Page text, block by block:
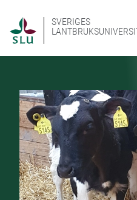
SVERIGES